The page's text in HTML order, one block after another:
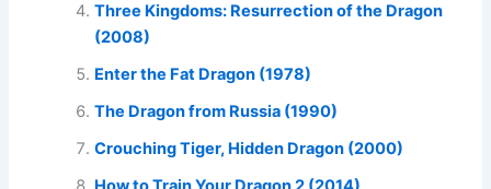
Three Kingdoms: Resurrection of the Dragon
(2008)
Enter the Fat Dragon (1978)
The Dragon from Russia (1990)
Crouching Tiger, Hidden Dragon (2000)